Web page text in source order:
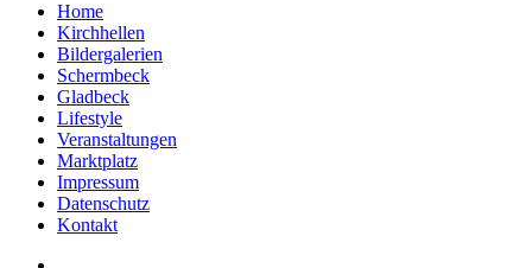
Home
Kirchhellen
Bildergalerien
Schermbeck
Gladbeck
Lifestyle
Veranstaltungen
Marktplatz
Impressum
Datenschutz
Kontakt